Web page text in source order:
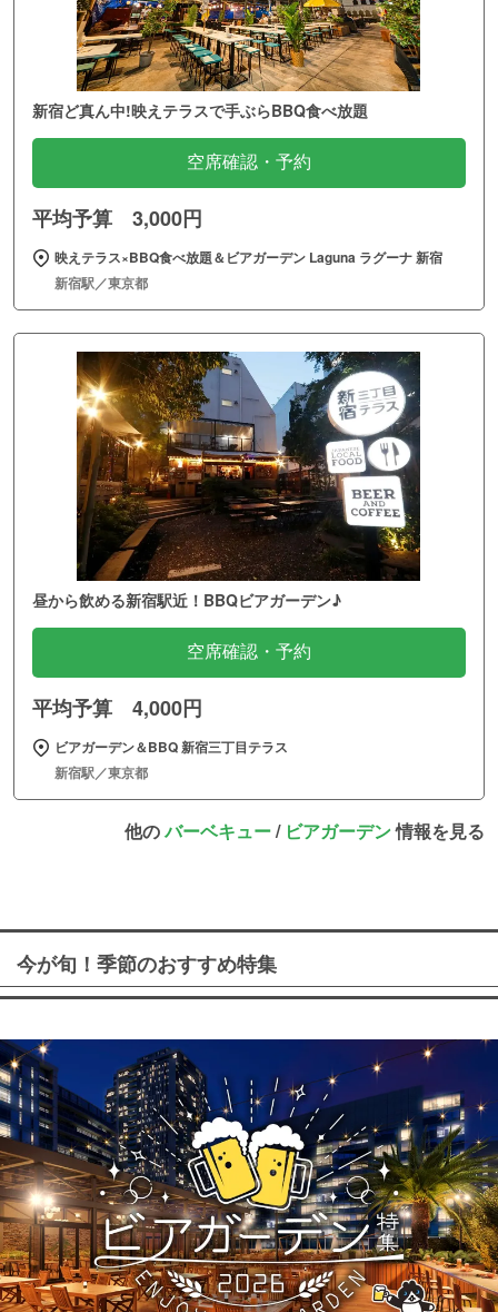
新宿ど真ん中!映えテラスで手ぶらBBQ食べ放題
空席確認・予約
平均予算 3,000円
映えテラス×BBQ食べ放題＆ビアガーデン Laguna ラグーナ 新宿
新宿駅／東京都
昼から飲める新宿駅近！BBQビアガーデン♪
空席確認・予約
平均予算 4,000円
ビアガーデン＆BBQ 新宿三丁目テラス
新宿駅／東京都
他のバーベキュー/ ビアガーデン情報を見る
今が旬！季節のおすすめ特集